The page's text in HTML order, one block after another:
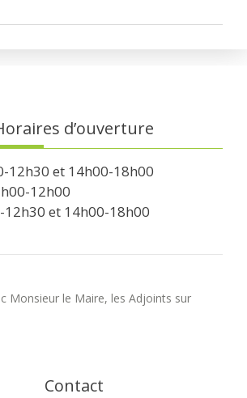
d’ouverture
12h30 et 14h00-18h00
12h00
12h30 et 14h00-18h00
Monsieur le Maire, les Adjoints sur
Contact